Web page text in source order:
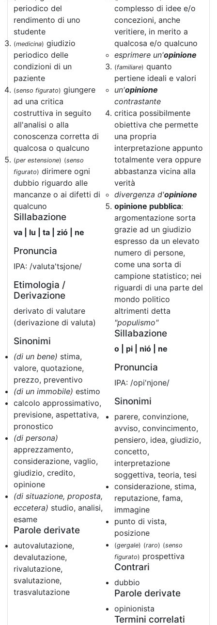
periodico del
rendimento di uno
studente
(medicina) giudizio
periodico delle
condizioni di un
paziente
(senso figurato) giungere
ad una critica
costruttiva in seguito
all'analisi o alla
conoscenza corretta di
qualcosa o qualcuno
(per estensione) (senso
figurato) dirimere ogni
dubbio riguardo alle
mancanze o ai difetti di
qualcuno
Sillabazione
va | lu | ta | zió | ne
Pronuncia
IPA: /valuta'tsjone/
Etimologia /
Derivazione
derivato di valutare
(derivazione di valuta)
Sinonimi
(di un bene) stima,
valore, quotazione,
prezzo, preventivo
(di un immobile) estimo
calcolo approssimativo,
previsione, aspettativa,
pronostico
(di persona)
apprezzamento,
considerazione, vaglio,
giudizio, credito,
opinione
(di situazione, proposta,
eccetera) studio, analisi,
esame
Parole derivate
autovalutazione,
devalutazione,
rivalutazione,
svalutazione,
trasvalutazione
complesso di idee e/o
concezioni, anche
veritiere, in merito a
qualcosa e/o qualcuno
esprimere un'opinione
(familiare) quanto
pertiene ideali e valori
un'opinione
contrastante
critica possibilmente
obiettiva che permette
una propria
interpretazione appunto
totalmente vera oppure
abbastanza vicina alla
verità
divergenza d'opinione
opinione pubblica:
argomentazione sorta
grazie ad un giudizio
espresso da un elevato
numero di persone,
come una sorta di
campione statistico; nei
riguardi di una parte del
mondo politico
altrimenti detta
"populismo"
Sillabazione
o | pi | nió | ne
Pronuncia
IPA: /opi'njone/
Sinonimi
parere, convinzione,
avviso, convincimento,
pensiero, idea, giudizio,
concetto,
interpretazione
soggettiva, teoria, tesi
considerazione, stima,
reputazione, fama,
immagine
punto di vista,
posizione
(gergale) (raro) (senso
figurato) prospettiva
Contrari
dubbio
Parole derivate
opinionista
Termini correlati